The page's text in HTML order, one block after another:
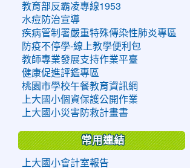
教育部反霸凌專線1953
水痘防治宣導
疾病管制署嚴重特殊傳染性肺炎專區
防疫不停學-線上教學便利包
教師專業發展支持作業平臺
健康促進評鑑專區
桃園市學校午餐教育資訊網
上大國小個資保護公開作業
上大國小災害防救計畫書
常用連結
上大國小會計室報告